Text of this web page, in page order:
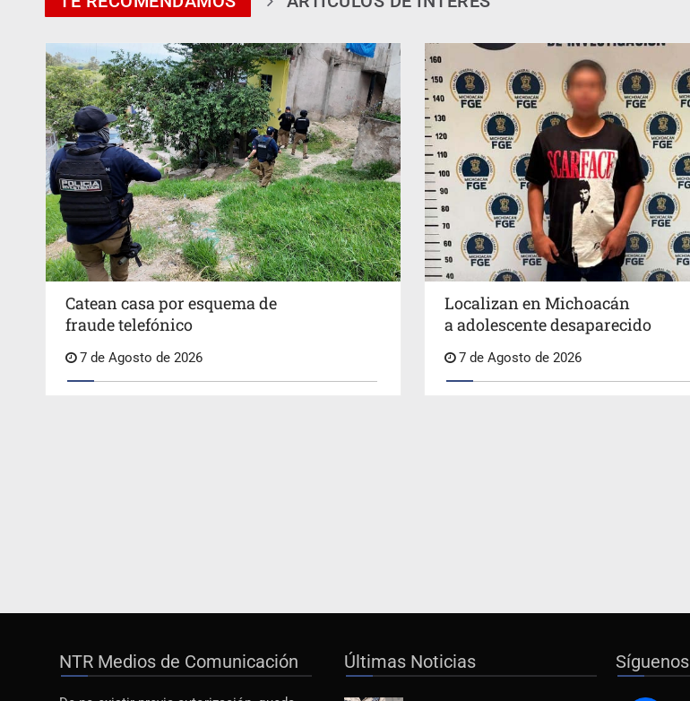
Catean casa por esquema de
fraude telefónico
7 de Agosto de 2026
Localizan en Michoacán
a adolescente desaparecido
7 de Agosto de 2026
NTR Medios de Comunicación Últimas Noticias Síguenos